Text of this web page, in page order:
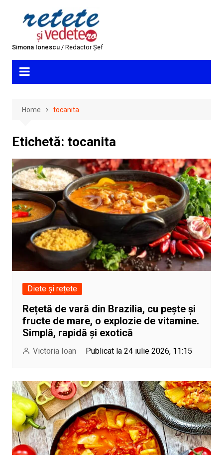
Simona Ionescu/ Redactor Șef
Home tocanita
Etichetă: tocanita
Diete și rețete
Rețetă de vară din Brazilia, cu pește și
fructe de mare, o explozie de vitamine.
Simplă, rapidă și exotică
Victoria Ioan Publicat la 24 iulie 2026, 11:15